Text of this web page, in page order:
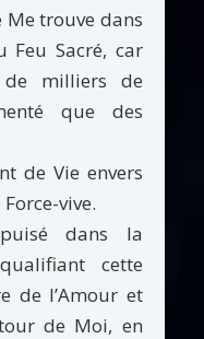
Me trouve dans
Feu Sacré, car
de milliers de
que des
de Vie envers
vive.
dans la
cette
de l’Amour et
de Moi, en